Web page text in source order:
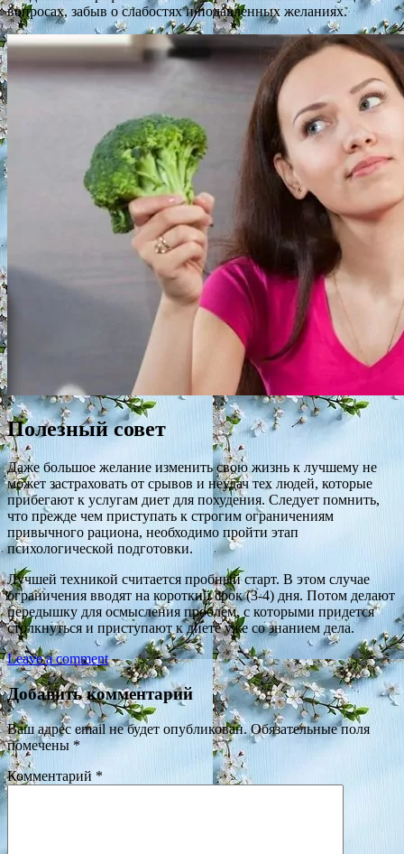
вопросах, забыв о слабостях и подавленных желаниях.
Полезный совет
Даже большое желание изменить свою жизнь к лучшему не
может застраховать от срывов и неудач тех людей, которые
прибегают к услугам диет для похудения. Следует помнить,
что прежде чем приступать к строгим ограничениям
привычного рациона, необходимо пройти этап
психологической подготовки.
Лучшей техникой считается пробный старт. В этом случае
ограничения вводят на короткий срок (3-4) дня. Потом делают
передышку для осмысления проблем, с которыми придется
столкнуться и приступают к диете уже со знанием дела.
Leave a comment
Добавить комментарий
Ваш адрес email не будет опубликован. Обязательные поля
помечены *
Комментарий *